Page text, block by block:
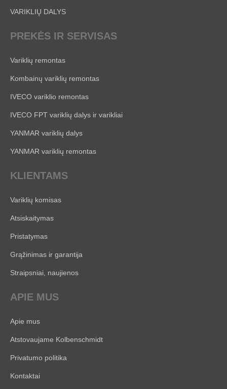
VARIKLIŲ DALYS
PREKĖS IR SERVISAS
Variklių remontas
Kombainų variklių remontas
IVECO variklio remontas
IVECO FPT variklių dalys ir varikliai
YANMAR variklių dalys
YANMAR variklių remontas
KLIENTAMS
Variklių komisas
Atsiskaitymas
Pristatymas
Grąžinimas ir garantija
Straipsniai, naujienos
APIE MUS
Apie mus
Atstovaujame Kolbenschmidt
Privatumo politika
Kontaktai